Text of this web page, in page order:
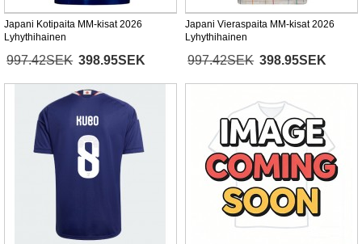
Japani Kotipaita MM-kisat 2026
Lyhythihainen
997.42SEK 398.95SEK
Japani Vieraspaita MM-kisat 2026
Lyhythihainen
997.42SEK 398.95SEK